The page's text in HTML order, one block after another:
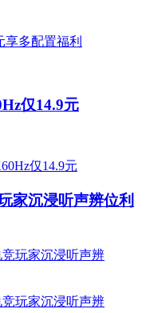
仅14.9元
家沉浸听声辨位利